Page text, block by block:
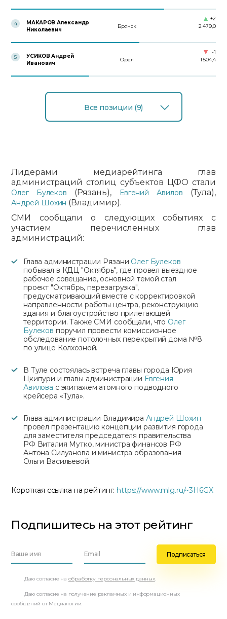
4
МАКАРОВ Александр
Николаевич
Брянск 2 479,0
+2
5
УСИКОВ Андрей
Иванович
Орел 1 504,4
-1
Все позиции (9)
Лидерами медиарейтинга глав
администраций столиц субъектов ЦФО стали
Олег Булеков (Рязань), Евгений Авилов (Тула),
Андрей Шохин (Владимир).
СМИ сообщали о следующих событиях с
участием перечисленных глав
администраций:
Глава администрации Рязани Олег Булеков
побывал в КДЦ "Октябрь", где провел выездное
рабочее совещание, основной темой стал
проект "Октябрь, перезагрузка",
предусматривающий вместе с корректировкой
направленности работы центра, реконструкцию
здания и благоустройство прилегающей
территории. Также СМИ сообщали, что Олег
Булеков поручил провести комиссионное
обследование потолочных перекрытий дома №8
по улице Колхозной.
В Туле состоялась встреча главы города Юрия
Цкипури и главы администрации Евгения
Авилова с экипажем атомного подводного
крейсера «Тула».
Глава администрации Владимира Андрей Шохин
провел презентацию концепции развития города
для заместителя председателя правительства
РФ Виталия Мутко, министра финансов РФ
Антона Силуанова и министра образования
Ольги Васильевой.
Короткая ссылка на рейтинг: https://www.mlg.ru/~3H6GX
Подпишитесь на этот рейтинг
Даю согласие на обработку персональных данных.
Даю согласие на получение рекламных и информационных
сообщений от Медиалогии.